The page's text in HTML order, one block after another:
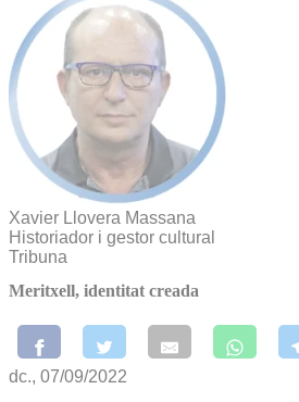
Xavier Llovera Massana
Historiador i gestor cultural
Tribuna
Meritxell, identitat creada
dc., 07/09/2022